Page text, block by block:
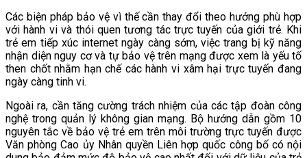
Các biện pháp bảo vệ vì thế cần thay đổi theo hướng phù hợp
với hành vi và thói quen tương tác trực tuyến của giới trẻ. Khi
trẻ em tiếp xúc internet ngày càng sớm, việc trang bị kỹ năng
nhận diện nguy cơ và tự bảo vệ trên mạng được xem là yếu tố
then chốt nhằm hạn chế các hành vi xâm hại trực tuyến đang
ngày càng tinh vi.
Ngoài ra, cần tăng cường trách nhiệm của các tập đoàn công
nghệ trong quản lý không gian mạng. Bộ hướng dẫn gồm 10
nguyên tắc về bảo vệ trẻ em trên môi trường trực tuyến được
Văn phòng Cao ủy Nhân quyền Liên hợp quốc công bố có nội